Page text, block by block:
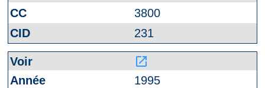
3800
231
launch
1995